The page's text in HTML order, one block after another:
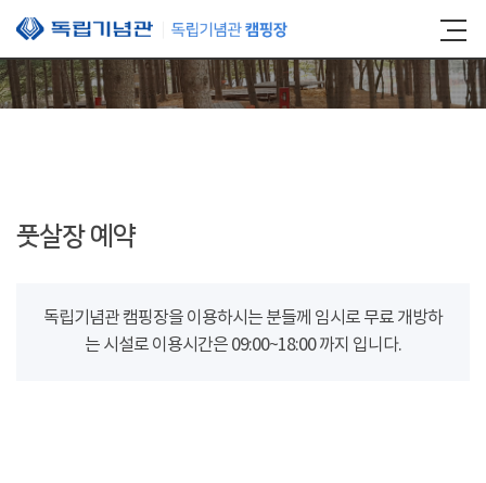
본문 바로가기
풋살장 예약
독립기념관 캠핑장을 이용하시는 분들께 임시로 무료 개방하
는 시설로 이용시간은 09:00~18:00 까지 입니다.